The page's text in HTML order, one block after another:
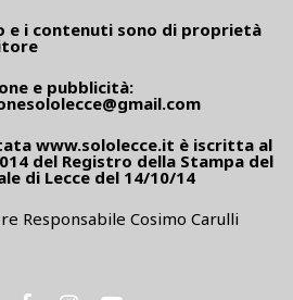
e i contenuti sono di proprietà
e pubblicità:
www.sololecce.it è iscritta al
del Registro della Stampa del
di Lecce del 14/10/14
Responsabile Cosimo Carulli